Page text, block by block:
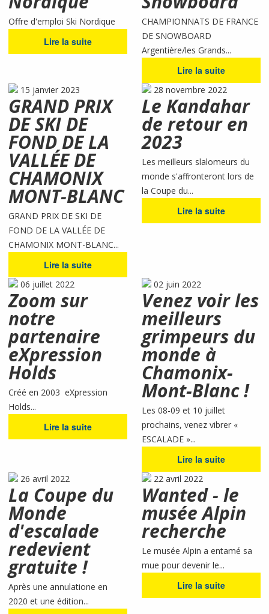
Offre d'emploi Ski Nordique
Lire la suite
CHAMPIONNATS DE FRANCE
DE SNOWBOARD
Argentière/les Grands...
Lire la suite
15 janvier 2023
GRAND PRIX
DE SKI DE
FOND DE LA
VALLÉE DE
CHAMONIX
MONT-BLANC
GRAND PRIX DE SKI DE
FOND DE LA VALLÉE DE
CHAMONIX MONT-BLANC...
Lire la suite
28 novembre 2022
Le Kandahar
de retour en
2023
Les meilleurs slalomeurs du
monde s'affronteront lors de
la Coupe du...
Lire la suite
06 juillet 2022
Zoom sur
notre
partenaire
eXpression
Holds
Créé en 2003 eXpression
Holds...
Lire la suite
02 juin 2022
Venez voir les
meilleurs
grimpeurs du
monde à
Chamonix-
Mont-Blanc !
Les 08-09 et 10 juillet
prochains, venez vibrer «
ESCALADE »...
Lire la suite
26 avril 2022
La Coupe du
Monde
d'escalade
redevient
gratuite !
Après une annulatione en
2020 et une édition...
22 avril 2022
Wanted - le
musée Alpin
recherche
Le musée Alpin a entamé sa
mue pour devenir le...
Lire la suite